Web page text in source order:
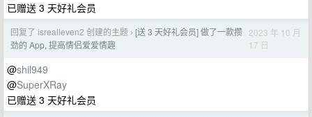
已赠送 3 天好礼会员
回复了 isrealleven2 创建的主题 › [送 3 天好礼会员] 做了一款攒
劲的 App, 提高情侣爱爱情趣
2023 年 10 月
17 日
@shil949
@SuperXRay
已赠送 3 天好礼会员